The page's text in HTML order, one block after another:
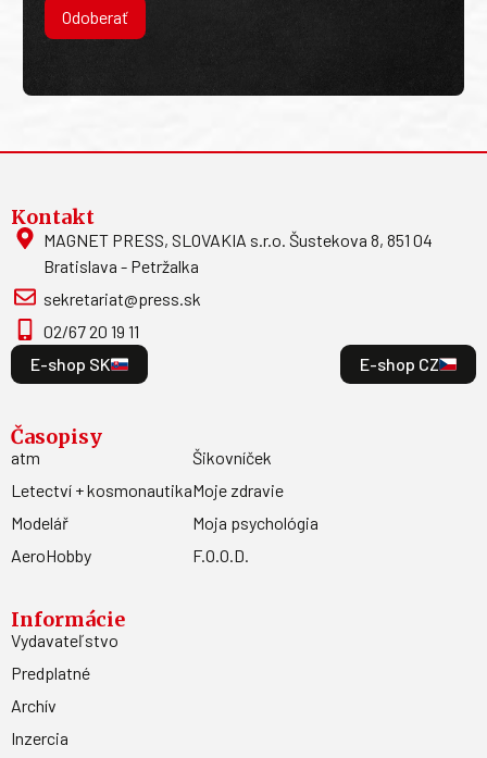
Odoberať
Kontakt
MAGNET PRESS, SLOVAKIA s.r.o. Šustekova 8, 851 04
Bratislava - Petržalka
sekretariat@press.sk
02/67 20 19 11
E-shop SK
E-shop CZ
Časopisy
atm
Letectví + kosmonautika
Modelář
AeroHobby
Šikovníček
Moje zdravie
Moja psychológia
F.O.O.D.
Informácie
Vydavateľstvo
Predplatné
Archív
Inzercia